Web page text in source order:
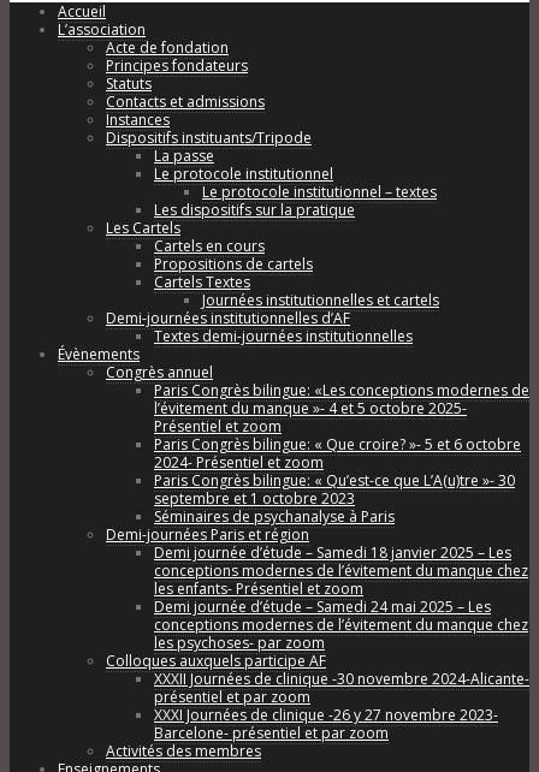
Accueil
L’association
Acte de fondation
Principes fondateurs
Statuts
Contacts et admissions
Instances
Dispositifs instituants/Tripode
La passe
Le protocole institutionnel
Le protocole institutionnel – textes
Les dispositifs sur la pratique
Les Cartels
Cartels en cours
Propositions de cartels
Cartels Textes
Journées institutionnelles et cartels
Demi-journées institutionnelles d’AF
Textes demi-journées institutionnelles
Évènements
Congrès annuel
Paris Congrès bilingue: «Les conceptions modernes de
l’évitement du manque »- 4 et 5 octobre 2025-
Présentiel et zoom
Paris Congrès bilingue: « Que croire? »- 5 et 6 octobre
2024- Présentiel et zoom
Paris Congrès bilingue: « Qu’est-ce que L’A(u)tre »- 30
septembre et 1 octobre 2023
Séminaires de psychanalyse à Paris
Demi-journées Paris et région
Demi journée d’étude – Samedi 18 janvier 2025 – Les
conceptions modernes de l’évitement du manque chez
les enfants- Présentiel et zoom
Demi journée d’étude – Samedi 24 mai 2025 – Les
conceptions modernes de l’évitement du manque chez
les psychoses- par zoom
Colloques auxquels participe AF
XXXII Journées de clinique -30 novembre 2024-Alicante-
présentiel et par zoom
XXXI Journées de clinique -26 y 27 novembre 2023-
Barcelone- présentiel et par zoom
Activités des membres